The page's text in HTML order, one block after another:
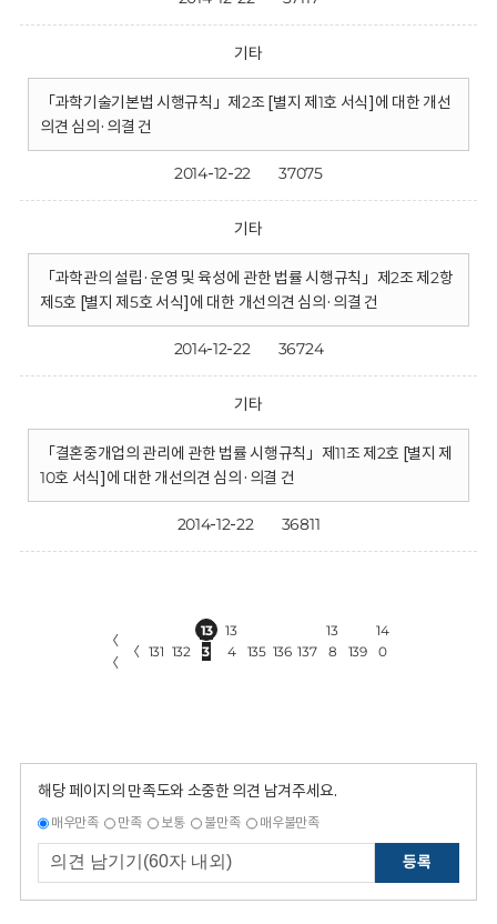
기타
「과학기술기본법 시행규칙」제2조 [별지 제1호 서식]에 대한 개선
의견 심의·의결 건
2014-12-22 37075
기타
「과학관의 설립·운영 및 육성에 관한 법률 시행규칙」제2조 제2항
제5호 [별지 제5호 서식]에 대한 개선의견 심의·의결 건
2014-12-22 36724
기타
「결혼중개업의 관리에 관한 법률 시행규칙」제11조 제2호 [별지 제
10호 서식]에 대한 개선의견 심의·의결 건
2014-12-22 36811
〈
〈
〈 131 132
13
3
13
4
135 136 137
13
8
139
14
0
해당 페이지의 만족도와 소중한 의견 남겨주세요.
매우만족 만족 보통 불만족 매우불만족
등록